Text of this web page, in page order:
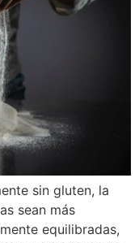
sin gluten, la
sean más
equilibradas,